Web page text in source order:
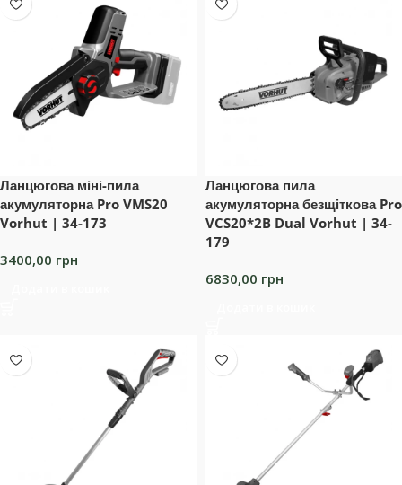
Ланцюгова міні-пила
акумуляторна Pro VMS20
Vorhut | 34-173
3400,00 грн
Ланцюгова пила
акумуляторна безщіткова Pro
VCS20*2B Dual Vorhut | 34-
179
6830,00 грн